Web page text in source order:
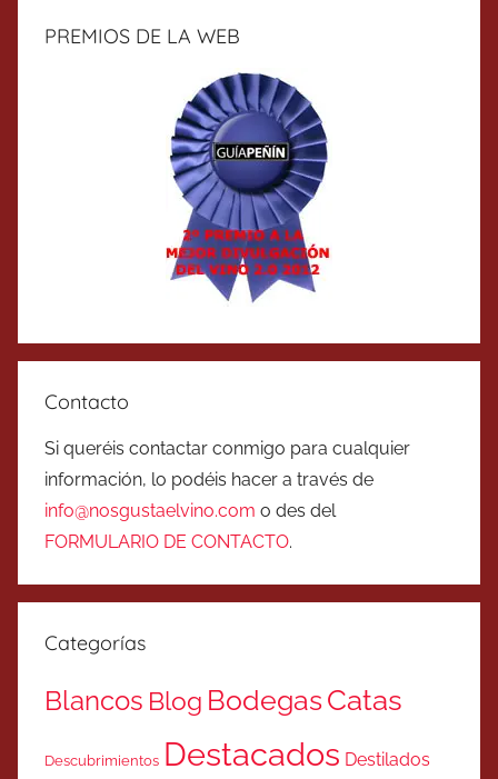
PREMIOS DE LA WEB
Contacto
Si queréis contactar conmigo para cualquier
información, lo podéis hacer a través de
info@nosgustaelvino.com o des del
FORMULARIO DE CONTACTO.
Categorías
Blancos Blog BodegasCatas
Descubrimientos Destacados Destilados